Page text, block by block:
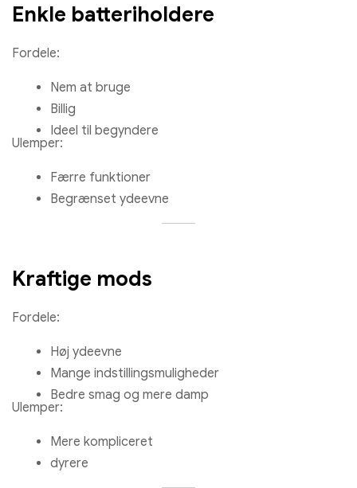
Enkle batteriholdere
Fordele:
Nem at bruge
Billig
Ideel til begyndere
Ulemper:
Færre funktioner
Begrænset ydeevne
Kraftige mods
Fordele:
Høj ydeevne
Mange indstillingsmuligheder
Bedre smag og mere damp
Ulemper:
Mere kompliceret
dyrere